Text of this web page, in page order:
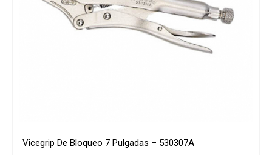
Vicegrip De Bloqueo 7 Pulgadas – 530307A